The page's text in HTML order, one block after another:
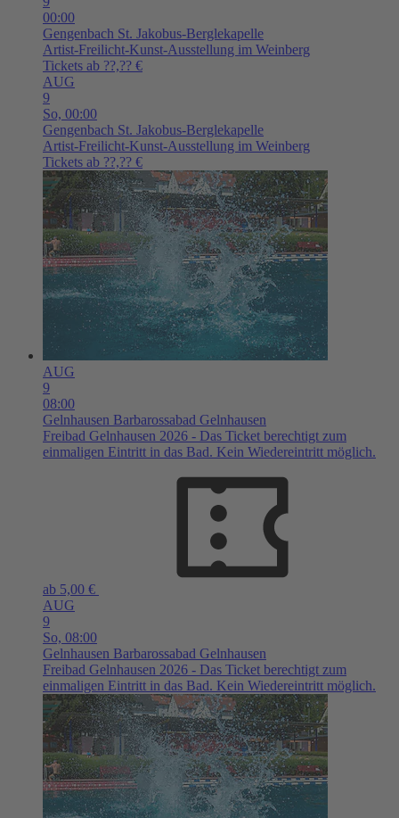
00:00
Gengenbach St. Jakobus-Berglekapelle
Artist-Freilicht-Kunst-Ausstellung im Weinberg
Tickets ab ??,?? €
AUG
9
So, 00:00
Gengenbach St. Jakobus-Berglekapelle
Artist-Freilicht-Kunst-Ausstellung im Weinberg
Tickets ab ??,?? €
AUG
9
08:00
Gelnhausen Barbarossabad Gelnhausen
Freibad Gelnhausen 2026 - Das Ticket berechtigt zum
einmaligen Eintritt in das Bad. Kein Wiedereintritt möglich.
ab 5,00 €
AUG
9
So, 08:00
Gelnhausen Barbarossabad Gelnhausen
Freibad Gelnhausen 2026 - Das Ticket berechtigt zum
einmaligen Eintritt in das Bad. Kein Wiedereintritt möglich.